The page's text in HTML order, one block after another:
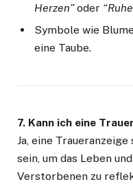
Herzen”oder
Symbole wie
eine Taube.
7. Kann ich eine
Ja, eine
sein, um das Leben
Verstorbenen zu